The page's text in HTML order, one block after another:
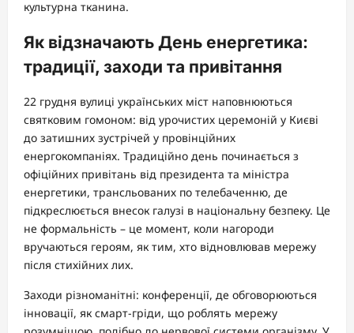
культурна тканина.
Як відзначають День енергетика:
традиції, заходи та привітання
22 грудня вулиці українських міст наповнюються
святковим гомоном: від урочистих церемоній у Києві
до затишних зустрічей у провінційних
енергокомпаніях. Традиційно день починається з
офіційних привітань від президента та міністра
енергетики, трансльованих по телебаченню, де
підкреслюється внесок галузі в національну безпеку. Це
не формальність – це момент, коли нагороди
вручаються героям, як тим, хто відновлював мережу
після стихійних лих.
Заходи різноманітні: конференції, де обговорюються
інновації, як смарт-гріди, що роблять мережу